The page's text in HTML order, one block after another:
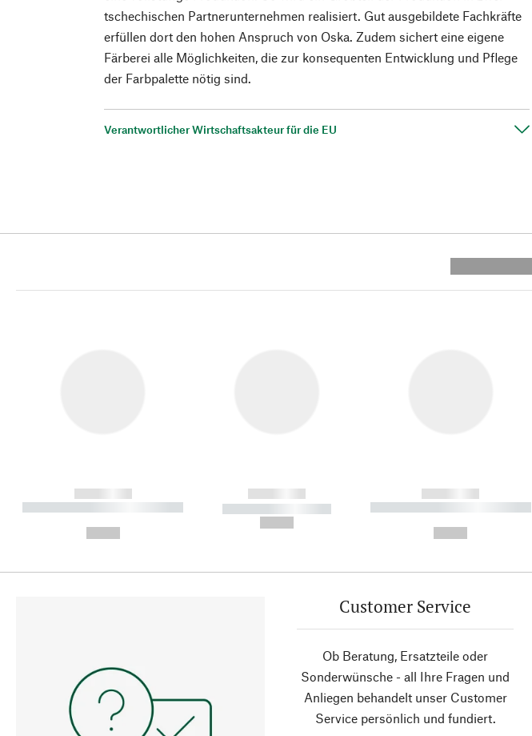
tschechischen Partnerunternehmen realisiert. Gut ausgebildete Fachkräfte
erfüllen dort den hohen Anspruch von Oska. Zudem sichert eine eigene
Färberei alle Möglichkeiten, die zur konsequenten Entwicklung und Pflege
der Farbpalette nötig sind.
Verantwortlicher Wirtschaftsakteur für die EU
------------
----------- ----------- ----------
------------
----------- -----------
------------
----------- ----------- ----------
Customer Service
Ob Beratung, Ersatzteile oder
Sonderwünsche - all Ihre Fragen und
Anliegen behandelt unser Customer
Service persönlich und fundiert.